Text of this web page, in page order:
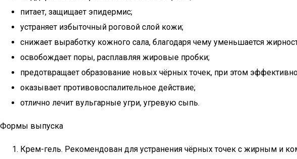
питает, защищает эпидермис;
устраняет избыточный роговой слой кожи;
снижает выработку кожного сала, благодаря чему уменьшается
освобождает поры, расплавляя жировые пробки;
предотвращает образование новых чёрных точек, при этом
оказывает противовоспалительное действие;
отлично лечит вульгарные угри, угревую сыпь.
Формы выпуска
Крем-гель. Рекомендован для устранения чёрных точек с жирным и